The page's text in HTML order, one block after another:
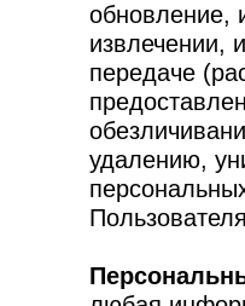
обновление,
извлечении,
передаче
удалению,